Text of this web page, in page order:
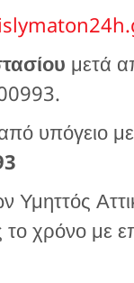
μετά
υπόγειο
Υμηττός
χρόνο με